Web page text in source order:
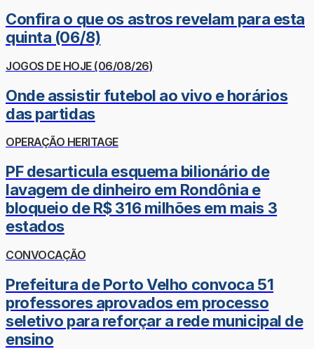
Confira o que os astros revelam para esta
quinta (06/8)
JOGOS DE HOJE (06/08/26)
Onde assistir futebol ao vivo e horários
das partidas
OPERAÇÃO HERITAGE
PF desarticula esquema bilionário de
lavagem de dinheiro em Rondônia e
bloqueio de R$ 316 milhões em mais 3
estados
CONVOCAÇÃO
Prefeitura de Porto Velho convoca 51
professores aprovados em processo
seletivo para reforçar a rede municipal de
ensino